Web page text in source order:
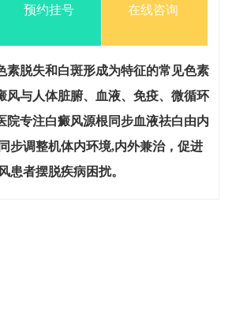
预约挂号 在线咨询
素脱失和白斑形成为特征的常见色素
风与人体脏腑、血液、免疫、微循环
院专注白癜风源根同步血液祛白由内
步调整机体内环境,内外兼治，促进
患者摆脱疾病困扰。